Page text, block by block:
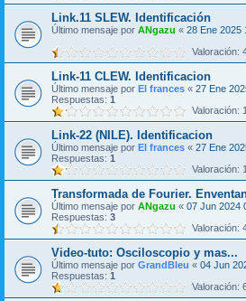
Link.11 SLEW. Identificación
Último mensaje por ANgazu « 28 Ene 2025
Valoración:
Link-11 CLEW. Identificacion
Último mensaje por El frances « 27 Ene
Respuestas: 1
Valoración:
Link-22 (NILE). Identificacion
Último mensaje por El frances « 27 Ene
Respuestas: 1
Valoración:
Transformada de Fourier.
Último mensaje por ANgazu « 07 Jun 2024
Respuestas: 3
Valoración:
Video-tuto: Osciloscopio y mas...
Último mensaje por GrandBleu « 04 Jun
Respuestas: 1
Valoración: